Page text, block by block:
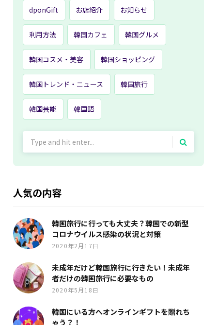
dponGift お店紹介 お知らせ
利用方法 韓国カフェ 韓国グルメ
韓国コスメ・美容 韓国ショッピング
韓国トレンド・ニュース 韓国旅行
韓国芸能 韓国語
人気の内容
韓国旅行に行っても大丈夫？韓国での新型
コロナウイルス感染の状況と対策
2020年2月17日
未成年だけど韓国旅行に行きたい！未成年
者だけの韓国旅行に必要なもの
2020年5月18日
韓国にいる方へオンラインギフトを贈れち
ゃう？！